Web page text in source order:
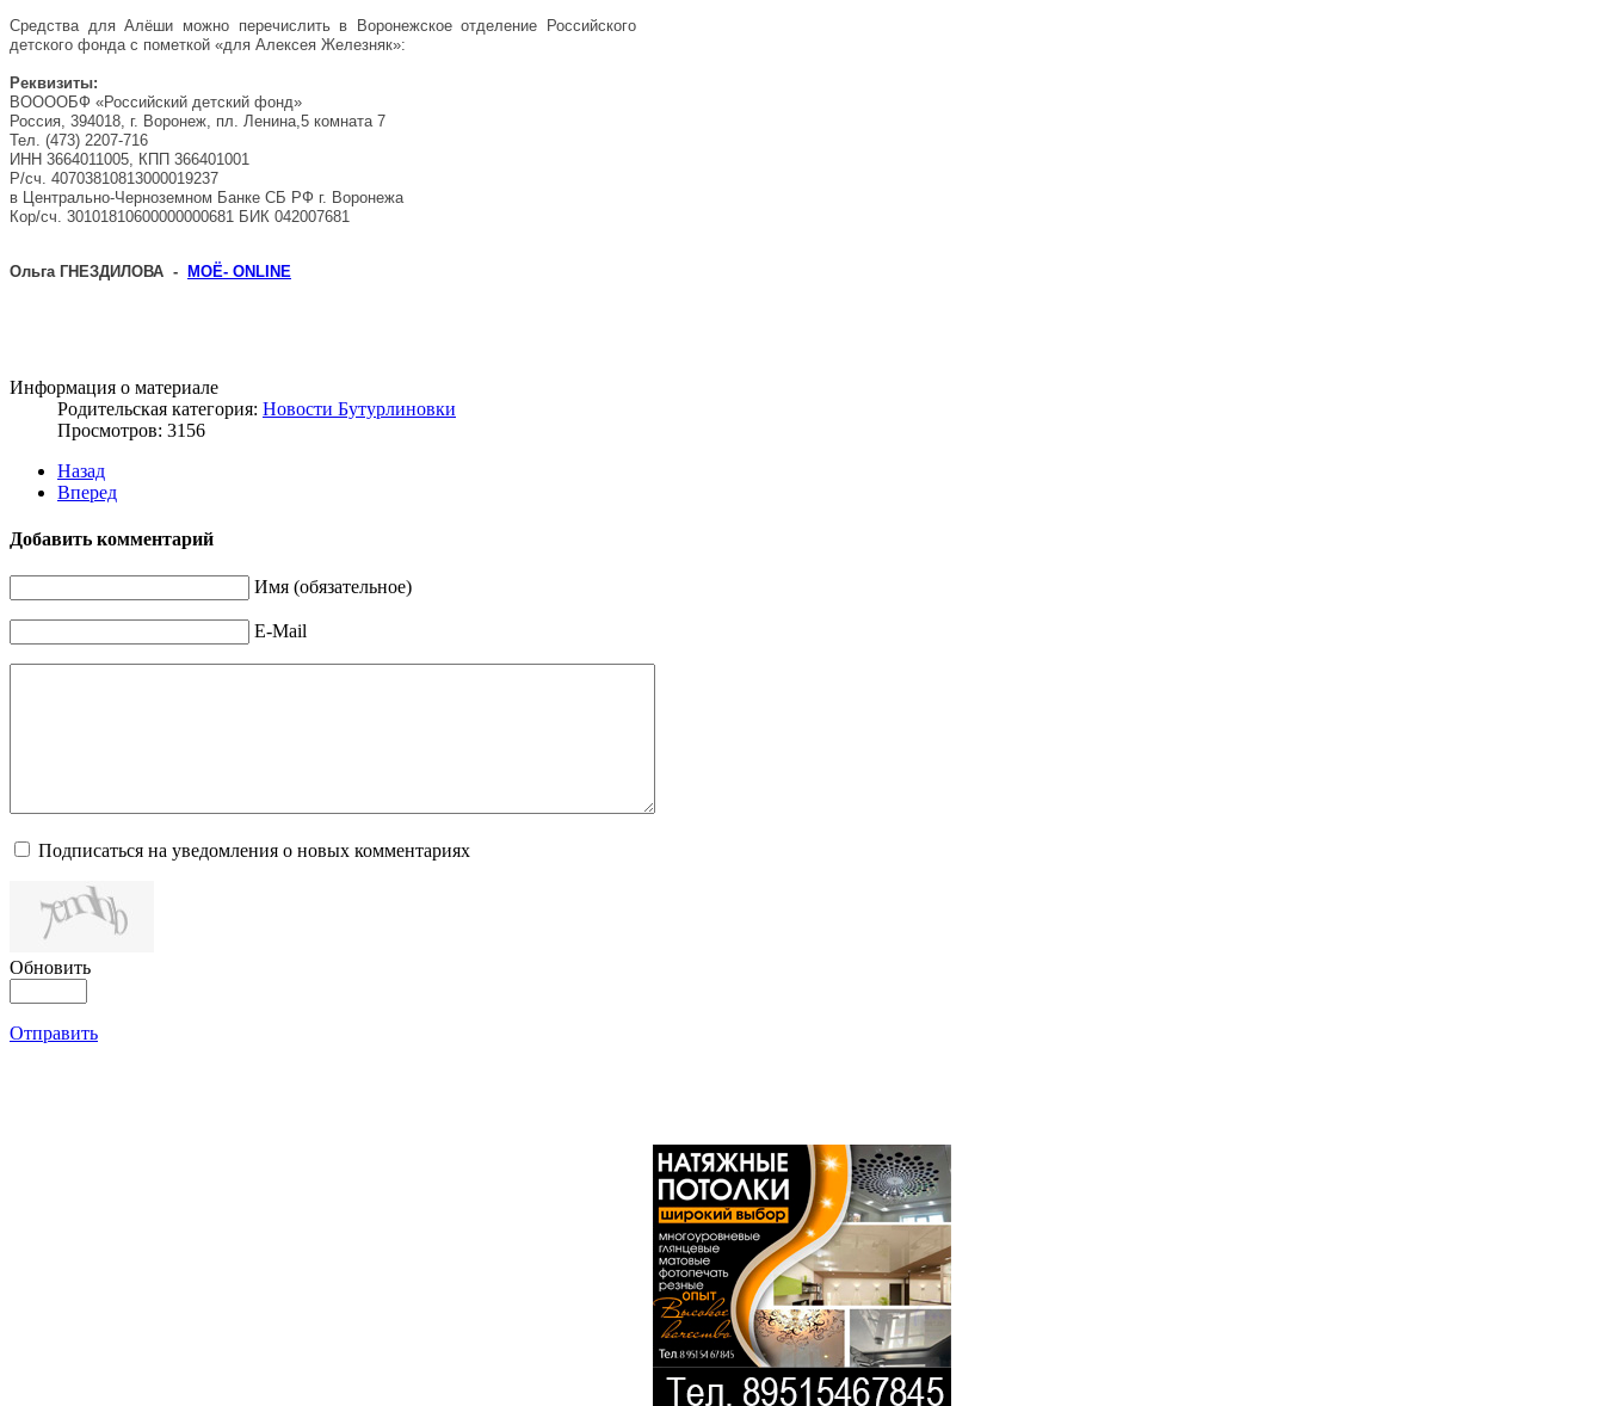
Средства для Алёши можно перечислить в Воронежское отделение Российского
детского фонда с пометкой «для Алексея Железняк»:
Реквизиты:
ВООООБФ «Российский детский фонд»
Россия, 394018, г. Воронеж, пл. Ленина,5 комната 7
Тел. (473) 2207-716
ИНН 3664011005, КПП 366401001
Р/сч. 40703810813000019237
в Центрально-Черноземном Банке СБ РФ г. Воронежа
Кор/сч. 30101810600000000681 БИК 042007681
Ольга ГНЕЗДИЛОВА - МОЁ- ONLINE
Информация о материале
Родительская категория: Новости Бутурлиновки
Просмотров: 3156
Назад
Вперед
Добавить комментарий
Имя (обязательное)
E-Mail
Подписаться на уведомления о новых комментариях
Обновить
Отправить